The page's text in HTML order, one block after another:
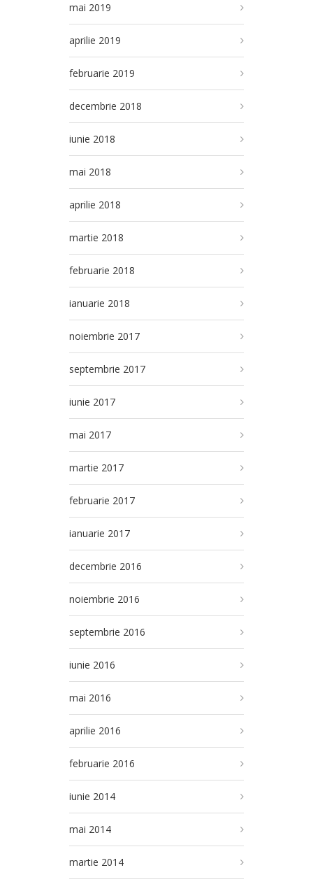
mai 2019
aprilie 2019
februarie 2019
decembrie 2018
iunie 2018
mai 2018
aprilie 2018
martie 2018
februarie 2018
ianuarie 2018
noiembrie 2017
septembrie 2017
iunie 2017
mai 2017
martie 2017
februarie 2017
ianuarie 2017
decembrie 2016
noiembrie 2016
septembrie 2016
iunie 2016
mai 2016
aprilie 2016
februarie 2016
iunie 2014
mai 2014
martie 2014